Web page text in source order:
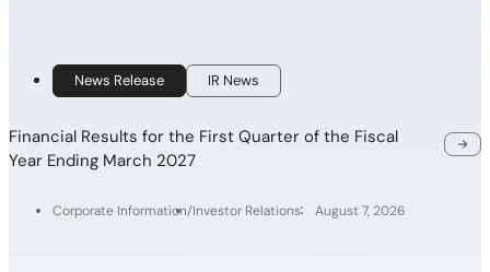
News Release IR News
Financial Results for the First Quarter of the Fiscal
Year Ending March 2027
Corporate Information Investor Relations August 7, 2026